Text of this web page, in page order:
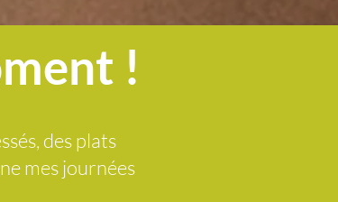
!
des plats
mes journées